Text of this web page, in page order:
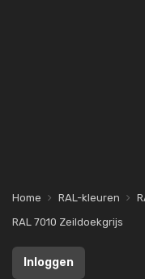
Home RAL-kleuren
RAL 7010 Zeildoekgrijs
Inloggen